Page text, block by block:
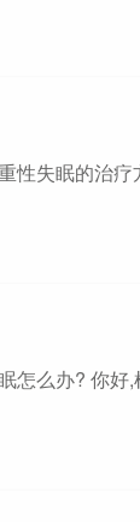
性失眠的治
怎么办? 你